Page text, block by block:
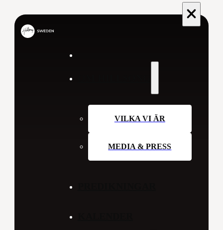
VILKA VI ÄR
MEDIA & PRESS